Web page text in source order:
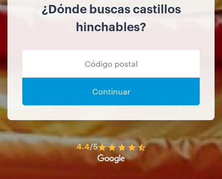
¿Dónde buscas castillos
hinchables?
Continuar
4.4/5